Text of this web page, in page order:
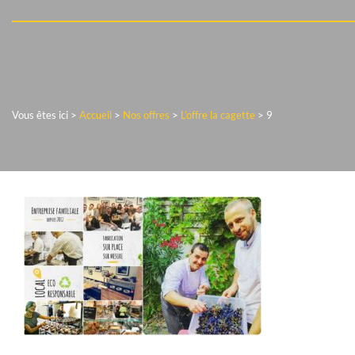
Vous êtes ici > Accueil > Nos offres > L’offre la cagette > 9